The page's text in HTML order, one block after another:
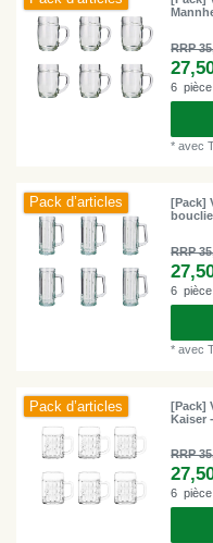
RRP
6 pièce
*avec
Pack d’articles
[Pack]
RRP
6 pièce
*avec
Pack d’articles
[Pack]
Kaiser
RRP
6 pièce